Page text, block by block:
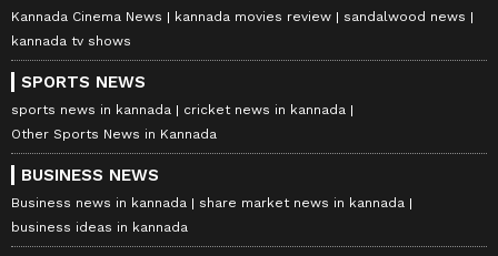
Kannada Cinema News kannada movies review
sandalwood news
kannada tv shows
SPORTS NEWS
sports news in kannada
cricket news in kannada
Other Sports News in Kannada
BUSINESS NEWS
Business news in kannada
share market news in kannada
business ideas in kannada